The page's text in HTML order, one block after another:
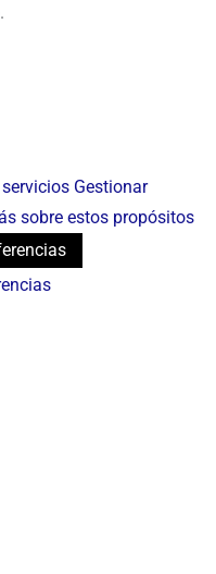
Gestionar
sobre estos propósitos